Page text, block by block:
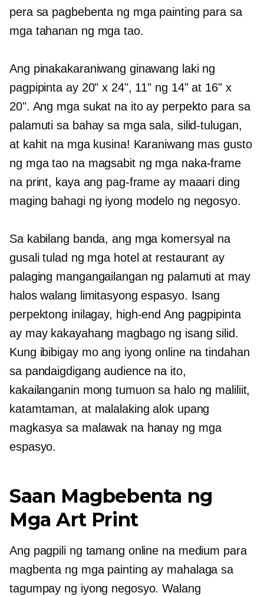
pera sa pagbebenta ng mga painting para sa
mga tahanan ng mga tao.
Ang pinakakaraniwang ginawang laki ng
pagpipinta ay 20" x 24", 11" ng 14" at 16" x
20". Ang mga sukat na ito ay perpekto para sa
palamuti sa bahay sa mga sala, silid-tulugan,
at kahit na mga kusina! Karaniwang mas gusto
ng mga tao na magsabit ng mga naka-frame
na print, kaya ang pag-frame ay maaari ding
maging bahagi ng iyong modelo ng negosyo.
Sa kabilang banda, ang mga komersyal na
gusali tulad ng mga hotel at restaurant ay
palaging mangangailangan ng palamuti at may
halos walang limitasyong espasyo. Isang
perpektong inilagay, high-end Ang pagpipinta
ay may kakayahang magbago ng isang silid.
Kung ibibigay mo ang iyong online na tindahan
sa pandaigdigang audience na ito,
kakailanganin mong tumuon sa halo ng maliliit,
katamtaman, at malalaking alok upang
magkasya sa malawak na hanay ng mga
espasyo.
Saan Magbebenta ng
Mga Art Print
Ang pagpili ng tamang online na medium para
magbenta ng mga painting ay mahalaga sa
tagumpay ng iyong negosyo. Walang